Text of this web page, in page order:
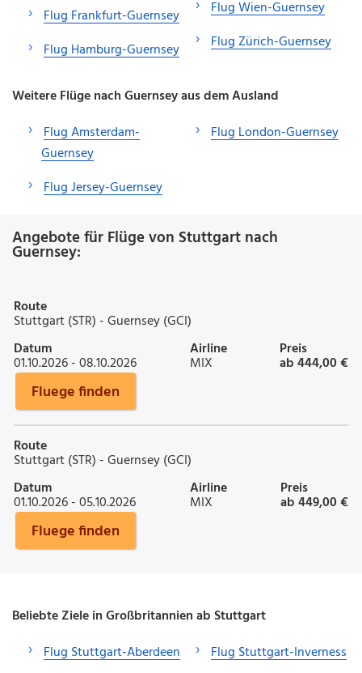
Flug Frankfurt-Guernsey
Flug Hamburg-Guernsey
Flug Wien-Guernsey
Flug Zürich-Guernsey
Weitere Flüge nach Guernsey aus dem Ausland
Flug Amsterdam-
Guernsey
Flug Jersey-Guernsey
Flug London-Guernsey
Angebote für Flüge von Stuttgart nach
Guernsey:
Route
Stuttgart (STR) - Guernsey (GCI)
Datum
01.10.2026 - 08.10.2026
Airline
MIX
Preis
ab 444,00 €
Fluege finden
Route
Stuttgart (STR) - Guernsey (GCI)
Datum
01.10.2026 - 05.10.2026
Airline
MIX
Preis
ab 449,00 €
Fluege finden
Beliebte Ziele in Großbritannien ab Stuttgart
Flug Stuttgart-Aberdeen
Flug Stuttgart-Inverness